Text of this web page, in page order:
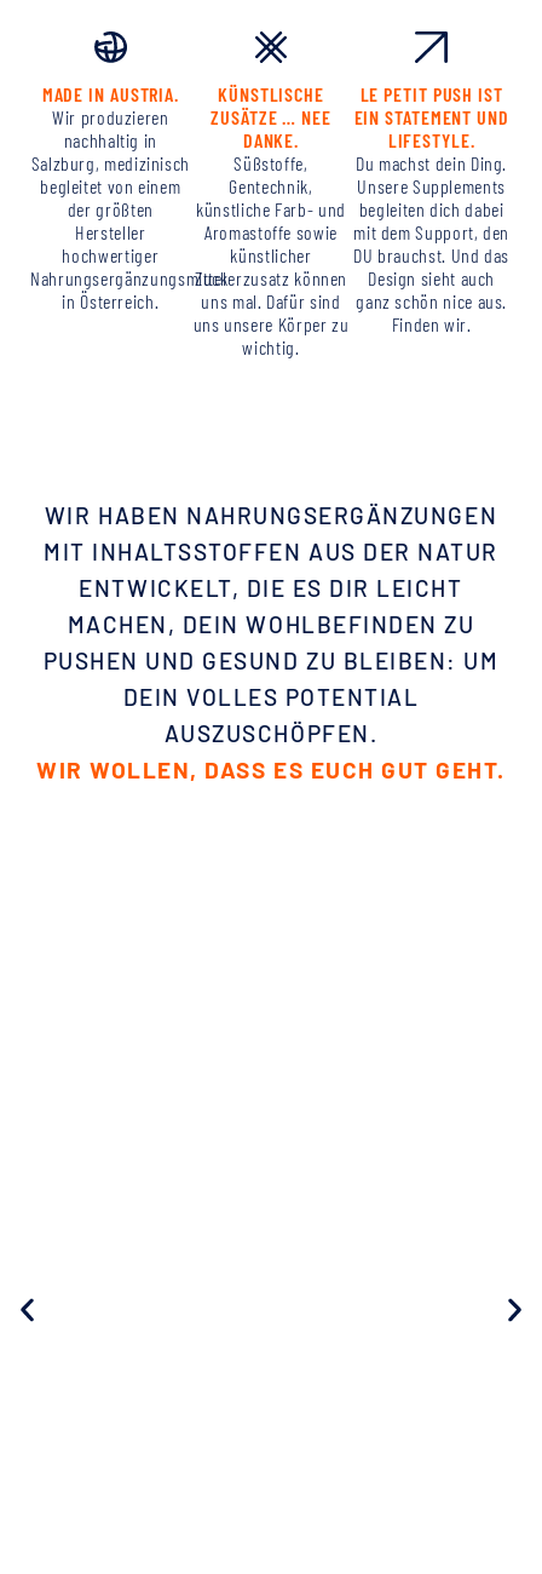
MADE IN AUSTRIA.
Wir produzieren
nachhaltig in
Salzburg, medizinisch
begleitet von einem
der größten
Hersteller
hochwertiger
Nahrungsergänzungsmittel
in Österreich.
KÜNSTLISCHE
ZUSÄTZE … NEE
DANKE.
Süßstoffe,
Gentechnik,
künstliche Farb- und
Aromastoffe sowie
künstlicher
Zuckerzusatz können
uns mal. Dafür sind
uns unsere Körper zu
wichtig.
LE PETIT PUSH IST
EIN STATEMENT UND
LIFESTYLE.
Du machst dein Ding.
Unsere Supplements
begleiten dich dabei
mit dem Support, den
DU brauchst. Und das
Design sieht auch
ganz schön nice aus.
Finden wir.
WIR HABEN NAHRUNGSERGÄNZUNGEN
MIT INHALTSSTOFFEN AUS DER NATUR
ENTWICKELT, DIE ES DIR LEICHT
MACHEN, DEIN WOHLBEFINDEN ZU
PUSHEN UND GESUND ZU BLEIBEN: UM
DEIN VOLLES POTENTIAL
AUSZUSCHÖPFEN.
WIR WOLLEN, DASS ES EUCH GUT GEHT.